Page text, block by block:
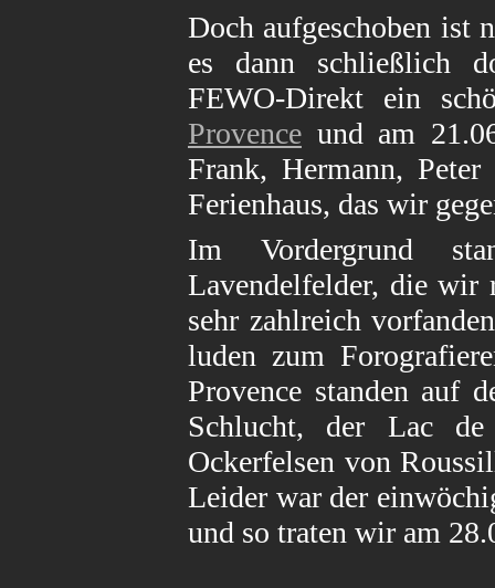
Doch aufgeschoben ist
es dann schließlich
FEWO-Direkt ein
Provence und am
Frank, Hermann,
Ferienhaus, das wir
Im Vordergrund
Lavendelfelder, die wir
sehr zahlreich
luden zum
Provence standen auf
Schlucht, der Lac
Ockerfelsen von
Leider war der
und so traten wir am